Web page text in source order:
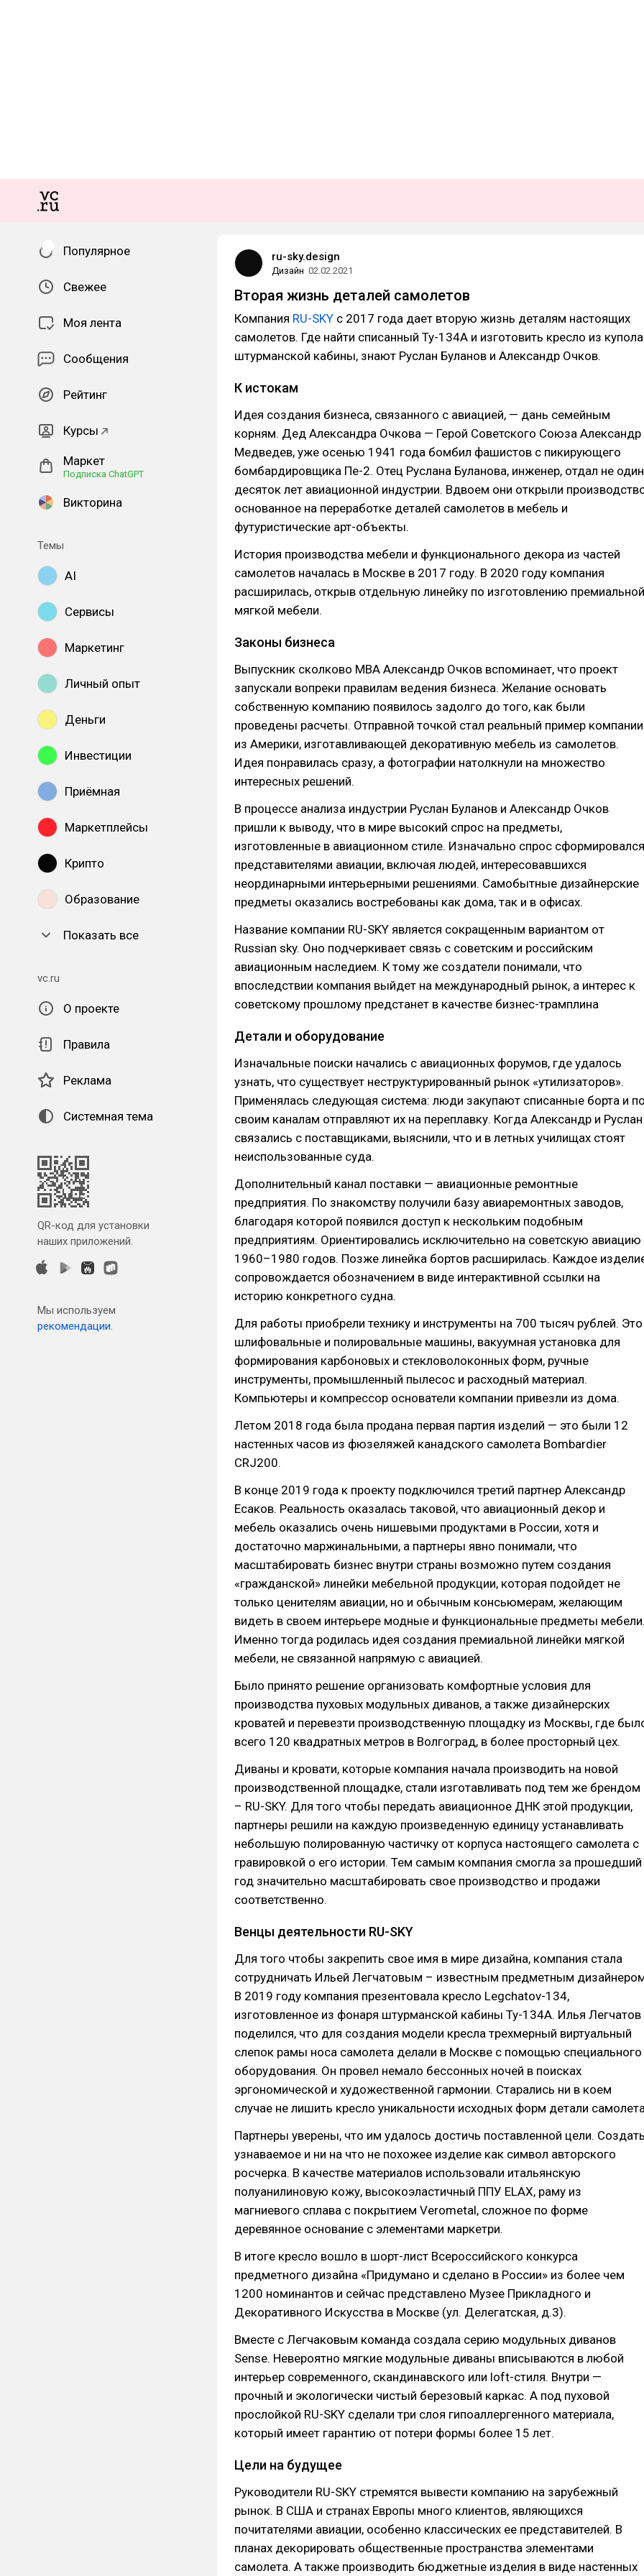
Популярное
Свежее
Моя лента
Сообщения
Рейтинг
Курсы
Маркет
Подписка ChatGPT
Викторина
Темы
AI
Сервисы
Маркетинг
Личный опыт
Деньги
Инвестиции
Приёмная
Маркетплейсы
Крипто
Образование
Показать все
vc.ru
О проекте
Правила
Реклама
Системная тема
QR-код для установки
наших приложений.
Мы используем
рекомендации.
ru-sky.design
Дизайн 02.02.2021
Вторая жизнь деталей самолетов
Компания RU-SKY c 2017 года дает вторую жизнь деталям настоящих
самолетов. Где найти списанный Ту-134А и изготовить кресло из купола
штурманской кабины, знают Руслан Буланов и Александр Очков.
К истокам
Идея создания бизнеса, связанного с авиацией, — дань семейным
корням. Дед Александра Очкова — Герой Советского Союза Александр
Медведев, уже осенью 1941 года бомбил фашистов с пикирующего
бомбардировщика Пе-2. Отец Руслана Буланова, инженер, отдал не один
десяток лет авиационной индустрии. Вдвоем они открыли
основанное на переработке деталей самолетов в мебель и
футуристические арт-объекты.
История производства мебели и функционального декора из частей
самолетов началась в Москве в 2017 году. В 2020 году компания
расширилась, открыв отдельную линейку по изготовлению премиальной
мягкой мебели.
Законы бизнеса
Выпускник сколково MBA Александр Очков вспоминает, что проект
запускали вопреки правилам ведения бизнеса. Желание основать
собственную компанию появилось задолго до того, как были
проведены расчеты. Отправной точкой стал реальный пример компании
из Америки, изготавливающей декоративную мебель из самолетов.
Идея понравилась сразу, а фотографии натолкнули на множество
интересных решений.
В процессе анализа индустрии Руслан Буланов и Александр Очков
пришли к выводу, что в мире высокий спрос на предметы,
изготовленные в авиационном стиле. Изначально спрос сформировался
представителями авиации, включая людей, интересовавшихся
неординарными интерьерными решениями. Самобытные дизайнерские
предметы оказались востребованы как дома, так и в офисах.
Название компании RU-SKY является сокращенным вариантом от
Russian sky. Оно подчеркивает связь с советским и российским
авиационным наследием. К тому же создатели понимали, что
впоследствии компания выйдет на международный рынок, а интерес к
советскому прошлому предстанет в качестве бизнес-трамплина
Детали и оборудование
Изначальные поиски начались с авиационных форумов, где удалось
узнать, что существует неструктурированный рынок «утилизаторов».
Применялась следующая система: люди закупают списанные борта и
своим каналам отправляют их на переплавку. Когда Александр и Руслан
связались с поставщиками, выяснили, что и в летных училищах стоят
неиспользованные суда.
Дополнительный канал поставки — авиационные ремонтные
предприятия. По знакомству получили базу авиаремонтных заводов,
благодаря которой появился доступ к нескольким подобным
предприятиям. Ориентировались исключительно на советскую авиацию
1960–1980 годов. Позже линейка бортов расширилась. Каждое
сопровождается обозначением в виде интерактивной ссылки на
историю конкретного судна.
Для работы приобрели технику и инструменты на 700 тысяч рублей. Это
шлифовальные и полировальные машины, вакуумная установка для
формирования карбоновых и стекловолоконных форм, ручные
инструменты, промышленный пылесос и расходный материал.
Компьютеры и компрессор основатели компании привезли из дома.
Летом 2018 года была продана первая партия изделий — это были 12
настенных часов из фюзеляжей канадского самолета Bombardier
CRJ200.
В конце 2019 года к проекту подключился третий партнер Александр
Есаков. Реальность оказалась таковой, что авиационный декор и
мебель оказались очень нишевыми продуктами в России, хотя и
достаточно маржинальными, а партнеры явно понимали, что
масштабировать бизнес внутри страны возможно путем создания
«гражданской» линейки мебельной продукции, которая подойдет не
только ценителям авиации, но и обычным консьюмерам, желающим
видеть в своем интерьере модные и функциональные предметы
Именно тогда родилась идея создания премиальной линейки мягкой
мебели, не связанной напрямую с авиацией.
Было принято решение организовать комфортные условия для
производства пуховых модульных диванов, а также дизайнерских
кроватей и перевезти производственную площадку из Москвы, где
всего 120 квадратных метров в Волгоград, в более просторный цех.
Диваны и кровати, которые компания начала производить на новой
производственной площадке, стали изготавливать под тем же брендом
– RU-SKY. Для того чтобы передать авиационное ДНК этой продукции,
партнеры решили на каждую произведенную единицу устанавливать
небольшую полированную частичку от корпуса настоящего самолета с
гравировкой о его истории. Тем самым компания смогла за прошедший
год значительно масштабировать свое производство и продажи
соответственно.
Венцы деятельности RU-SKY
Для того чтобы закрепить свое имя в мире дизайна, компания стала
сотрудничать Ильей Легчатовым – известным предметным
В 2019 году компания презентовала кресло Legchatov-134,
изготовленное из фонаря штурманской кабины Ту-134А. Илья Легчатов
поделился, что для создания модели кресла трехмерный виртуальный
слепок рамы носа самолета делали в Москве с помощью специального
оборудования. Он провел немало бессонных ночей в поисках
эргономической и художественной гармонии. Старались ни в коем
случае не лишить кресло уникальности исходных форм детали
Партнеры уверены, что им удалось достичь поставленной цели.
узнаваемое и ни на что не похожее изделие как символ авторского
росчерка. В качестве материалов использовали итальянскую
полуанилиновую кожу, высокоэластичный ППУ ELAX, раму из
магниевого сплава с покрытием Verometal, сложное по форме
деревянное основание с элементами маркетри.
В итоге кресло вошло в шорт-лист Всероссийского конкурса
предметного дизайна «Придумано и сделано в России» из более чем
1200 номинантов и сейчас представлено Музее Прикладного и
Декоративного Искусства в Москве (ул. Делегатская, д.3).
Вместе с Легчаковым команда создала серию модульных диванов
Sense. Невероятно мягкие модульные диваны вписываются в любой
интерьер современного, скандинавского или loft-стиля. Внутри —
прочный и экологически чистый березовый каркас. А под пуховой
прослойкой RU-SKY сделали три слоя гипоаллергенного материала,
который имеет гарантию от потери формы более 15 лет.
Цели на будущее
Руководители RU-SKY стремятся вывести компанию на зарубежный
рынок. В США и странах Европы много клиентов, являющихся
почитателями авиации, особенно классических ее представителей. В
планах декорировать общественные пространства элементами
самолета. А также производить бюджетные изделия в виде настенных